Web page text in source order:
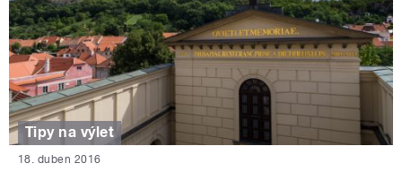
Tipy na výlet
18. duben 2016